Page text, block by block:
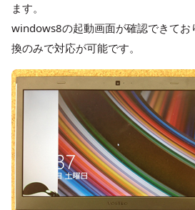
ます。
windows8の起動画面が確認できてお
換のみで対応が可能です。